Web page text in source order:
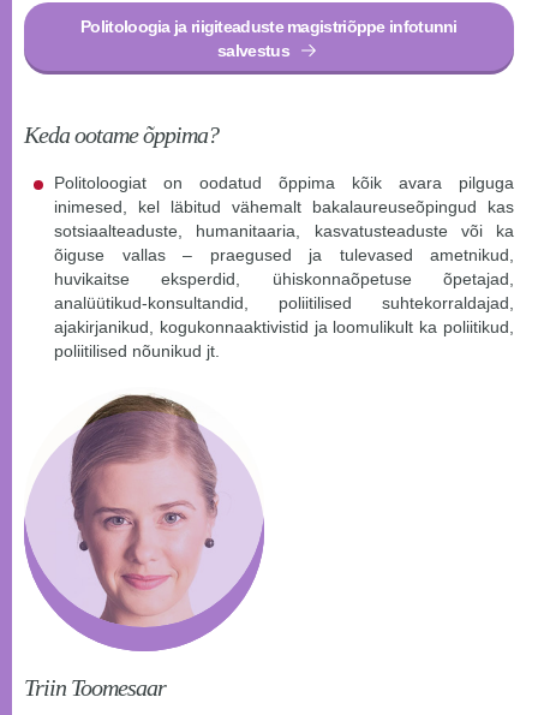
Politoloogia ja riigiteaduste magistriõppe infotunni
salvestus
Keda ootame õppima?
Politoloogiat on oodatud õppima kõik avara pilguga
inimesed, kel läbitud vähemalt bakalaureuseõpingud kas
sotsiaalteaduste, humanitaaria, kasvatusteaduste või ka
õiguse vallas – praegused ja tulevased ametnikud,
huvikaitse eksperdid, ühiskonnaõpetuse õpetajad,
analüütikud-konsultandid, poliitilised suhtekorraldajad,
ajakirjanikud, kogukonnaaktivistid ja loomulikult ka poliitikud,
poliitilised nõunikud jt.
Triin Toomesaar